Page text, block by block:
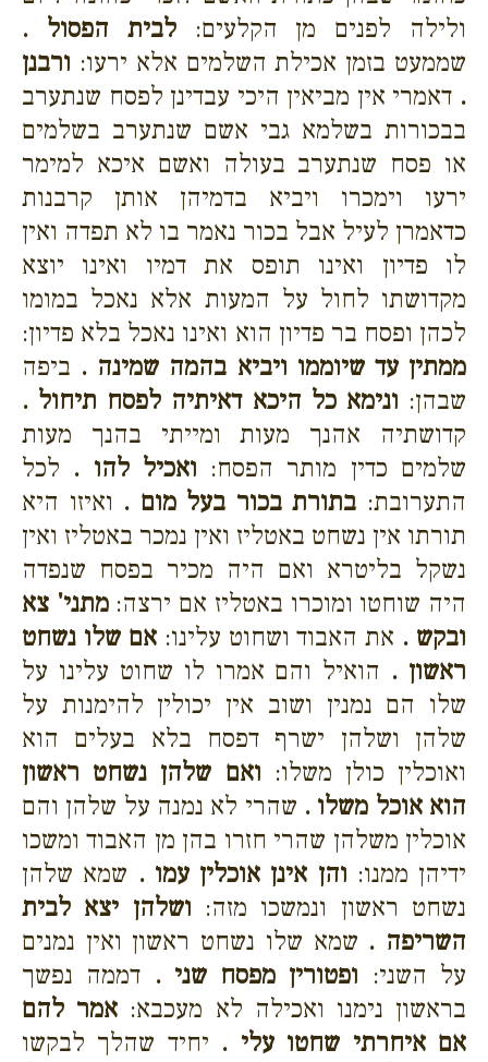
ולילה לפנים מן הקלעים:לבית הפסול .
שממעט בזמן אכילת השלמים אלא ירעו: ורבנן
. דאמרי אין מביאין היכי עבדינן לפסח שנתערב
בבכורות בשלמא גבי אשם שנתערב בשלמים
או פסח שנתערב בעולה ואשם איכא למימר
ירעו וימכרו ויביא בדמיהן אותן קרבנות
כדאמרן לעיל אבל בכור נאמר בו לא תפדה ואין
לו פדיון ואינו תופס את דמיו ואינו יוצא
מקדושתו לחול על המעות אלא נאכל במומו
לכהן ופסח בר פדיון הוא ואינו נאכל בלא פדיון:
ממתין עד שיוממו ויביא בהמה שמינה . ביפה
שבהן: ונימא כל היכא דאיתיה לפסח תיחול .
קדושתיה אהנך מעות ומייתי בהנך מעות
שלמים כדין מותר הפסח: ואכיל להו . לכל
התערובת: בתורת בכור בעל מום . ואיזו היא
תורתו אין נשחט באטליז ואין נמכר באטליז ואין
נשקל בליטרא ואם היה מכיר בפסח שנפדה
היה שוחטו ומוכרו באטליז אם ירצה:מתני' צא
ובקש . את האבוד ושחוט עלינו:אם שלו נשחט
ראשון . הואיל והם אמרו לו שחוט עלינו על
שלו הם נמנין ושוב אין יכולין להימנות על
שלהן ושלהן ישרף דפסח בלא בעלים הוא
ואוכלין כולן משלו: ואם שלהן נשחט ראשון
הוא אוכל משלו . שהרי לא נמנה על שלהן והם
אוכלין משלהן שהרי חזרו בהן מן האבוד ומשכו
ידיהן ממנו: והן אינן אוכלין עמו . שמא שלהן
נשחט ראשון ונמשכו מזה: ושלהן יצא לבית
השריפה . שמא שלו נשחט ראשון ואין נמנים
על השני: ופטורין מפסח שני . דממה נפשך
בראשון נימנו ואכילה לא מעכבא: אמר להם
אם איחרתי שחטו עלי . יחיד שהלך לבקשו